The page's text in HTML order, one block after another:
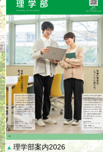
▲理学部案内2026